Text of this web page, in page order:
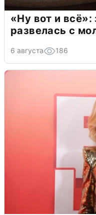
«Ну вот и
развелась с
6 августа 186